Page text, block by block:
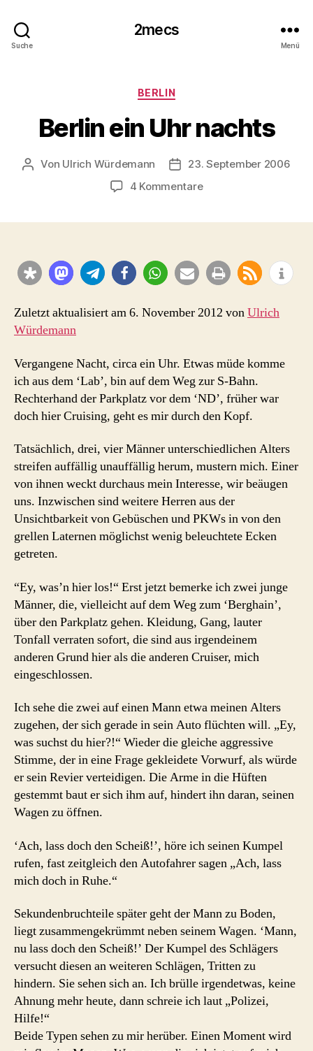
Suche
2mecs
Menü
Kategorien
BERLIN
Berlin ein Uhr nachts
Beitragsautor
Von Ulrich Würdemann Beitragsdatum
23. September 2006
4 Kommentarezu
Zuletzt aktualisiert am 6. November 2012 vonUlrich
Würdemann
Vergangene Nacht, circa ein Uhr. Etwas müde komme
ich aus dem ‘Lab’, bin auf dem Weg zur S-Bahn.
Rechterhand der Parkplatz vor dem ‘ND’, früher war
doch hier Cruising, geht es mir durch den Kopf.
Tatsächlich, drei, vier Männer unterschiedlichen Alters
streifen auffällig unauffällig herum, mustern mich. Einer
von ihnen weckt durchaus mein Interesse, wir beäugen
uns. Inzwischen sind weitere Herren aus der
Unsichtbarkeit von Gebüschen und PKWs in von den
grellen Laternen möglichst wenig beleuchtete Ecken
getreten.
“Ey, was’n hier los!“ Erst jetzt bemerke ich zwei junge
Männer, die, vielleicht auf dem Weg zum ‘Berghain’,
über den Parkplatz gehen. Kleidung, Gang, lauter
Tonfall verraten sofort, die sind aus irgendeinem
anderen Grund hier als die anderen Cruiser, mich
eingeschlossen.
Ich sehe die zwei auf einen Mann etwa meinen Alters
zugehen, der sich gerade in sein Auto flüchten will. „Ey,
was suchst du hier?!“ Wieder die gleiche aggressive
Stimme, der in eine Frage gekleidete Vorwurf, als würde
er sein Revier verteidigen. Die Arme in die Hüften
gestemmt baut er sich ihm auf, hindert ihn daran, seinen
Wagen zu öffnen.
‘Ach, lass doch den Scheiß!’, höre ich seinen Kumpel
rufen, fast zeitgleich den Autofahrer sagen „Ach, lass
mich doch in Ruhe.“
Sekundenbruchteile später geht der Mann zu Boden,
liegt zusammengekrümmt neben seinem Wagen. ‘Mann,
nu lass doch den Scheiß!’ Der Kumpel des Schlägers
versucht diesen an weiteren Schlägen, Tritten zu
hindern. Sie sehen sich an. Ich brülle irgendetwas, keine
Ahnung mehr heute, dann schreie ich laut „Polizei,
Hilfe!“
Beide Typen sehen zu mir herüber. Einen Moment wird